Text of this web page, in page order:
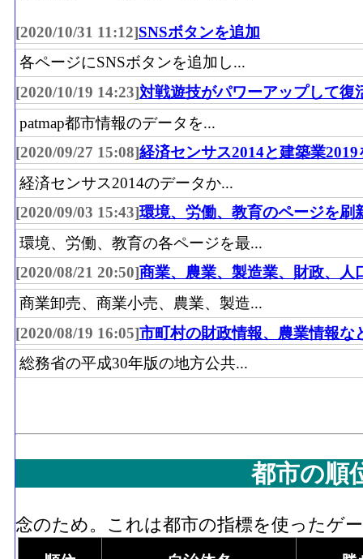
[2020/10/31 11:12]SNSボタンを追加
各ページにSNSボタンを追加し...
[2020/10/19 14:23]対戦遊技がパワーアップして復
patmap都市情報のデータを...
[2020/09/27 15:08]経済センサス2014と建築業2019
経済センサス2014のデータか...
[2020/09/03 15:43]環境、労働、教育のページを刷
環境、労働、教育の各ページを最...
[2020/08/21 20:50]商業、農業、製造業、財政、人
商業卸売、商業小売、農業、製造...
[2020/08/19 16:05]市町村の財政情報、農業情報な
総務省の平成30年版の地方公共...
都市の順
念のため。これは都市の指標を使ったゲ